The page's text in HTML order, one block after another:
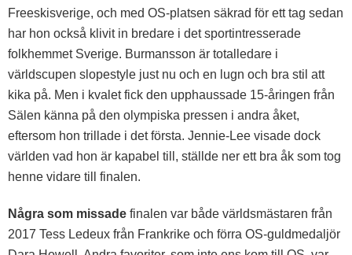
Freeskisverige, och med OS-platsen säkrad för ett tag sedan
har hon också klivit in bredare i det sportintresserade
folkhemmet Sverige. Burmansson är totalledare i
världscupen slopestyle just nu och en lugn och bra stil att
kika på. Men i kvalet fick den upphaussade 15-åringen från
Sälen känna på den olympiska pressen i andra åket,
eftersom hon trillade i det första. Jennie-Lee visade dock
världen vad hon är kapabel till, ställde ner ett bra åk som tog
henne vidare till finalen.
Några som missade finalen var både världsmästaren från
2017 Tess Ledeux från Frankrike och förra OS-guldmedaljör